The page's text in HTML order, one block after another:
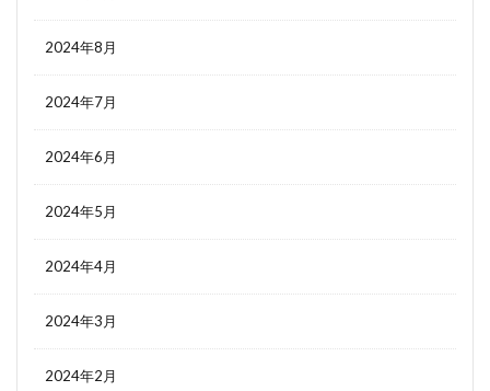
2024年8月
2024年7月
2024年6月
2024年5月
2024年4月
2024年3月
2024年2月